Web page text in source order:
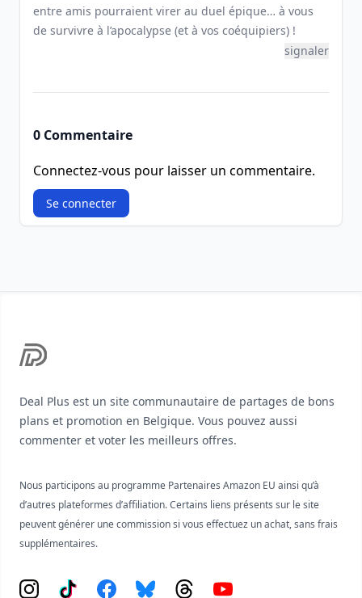
entre amis pourraient virer au duel épique… à vous
de survivre à l’apocalypse (et à vos coéquipiers) !
signaler
0 Commentaire
Connectez-vous pour laisser un commentaire.
Se connecter
Deal Plus est un site communautaire de partages de bons
plans et promotion en Belgique. Vous pouvez aussi
commenter et voter les meilleurs offres.
Nous participons au programme Partenaires Amazon EU ainsi qu’à
d’autres plateformes d’affiliation. Certains liens présents sur le site
peuvent générer une commission si vous effectuez un achat, sans frais
supplémentaires.
Instagram
Tiktok FacebookBlueskyThreadsYouTube